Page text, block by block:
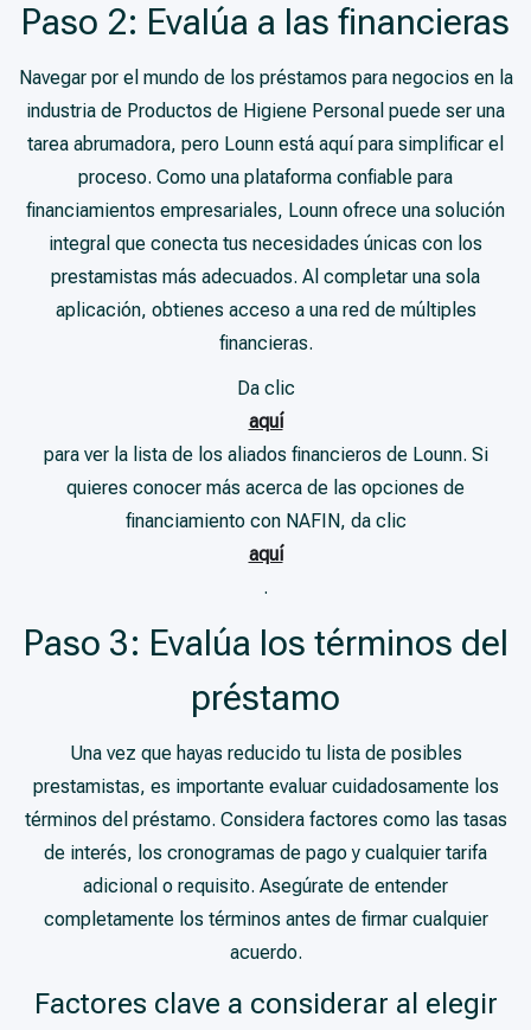
Paso 2: Evalúa a las financieras
Navegar por el mundo de los préstamos para negocios en la
industria de Productos de Higiene Personal puede ser una
tarea abrumadora, pero Lounn está aquí para simplificar el
proceso. Como una plataforma confiable para
financiamientos empresariales, Lounn ofrece una solución
integral que conecta tus necesidades únicas con los
prestamistas más adecuados. Al completar una sola
aplicación, obtienes acceso a una red de múltiples
financieras.
Da clic
aquí
para ver la lista de los aliados financieros de Lounn. Si
quieres conocer más acerca de las opciones de
financiamiento con NAFIN, da clic
aquí
.
Paso 3: Evalúa los términos del
préstamo
Una vez que hayas reducido tu lista de posibles
prestamistas, es importante evaluar cuidadosamente los
términos del préstamo. Considera factores como las tasas
de interés, los cronogramas de pago y cualquier tarifa
adicional o requisito. Asegúrate de entender
completamente los términos antes de firmar cualquier
acuerdo.
Factores clave a considerar al elegir